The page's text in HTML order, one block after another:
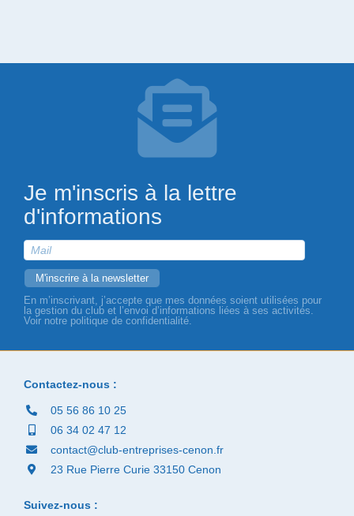
Je m'inscris à la lettre
d'informations
En m’inscrivant, j’accepte que mes données soient utilisées pour
la gestion du club et l’envoi d’informations liées à ses activités.
Voir notre politique de confidentialité.
Contactez-nous :
05 56 86 10 25
06 34 02 47 12
contact@club-entreprises-cenon.fr
23 Rue Pierre Curie 33150 Cenon
Suivez-nous :